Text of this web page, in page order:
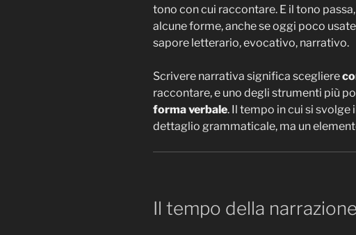
tono con cui raccontare. E il tono
alcune forme, anche se oggi poco
sapore letterario, evocativo, narrativo.
Scrivere narrativa significa scegliere
raccontare, e uno degli strumenti più
forma verbale. Il tempo in cui si
dettaglio grammaticale, ma un
Il tempo della